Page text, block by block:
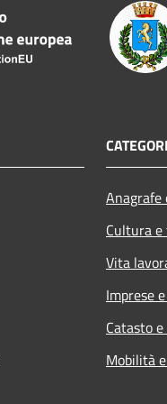
Cultura
Vita
Imprese
Catasto
Mobilità